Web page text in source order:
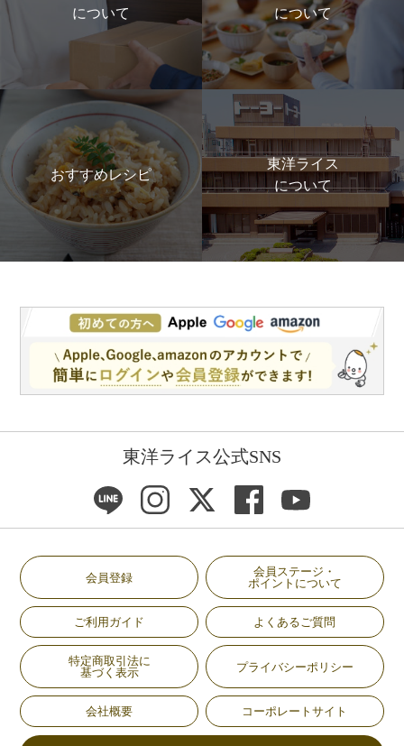
について
について
おすすめレシピ
東洋ライス
について
東洋ライス公式SNS
会員登録
会員ステージ・
ポイントについて
ご利用ガイド よくあるご質問
特定商取引法に
基づく表示
プライバシーポリシー
会社概要 コーポレートサイト